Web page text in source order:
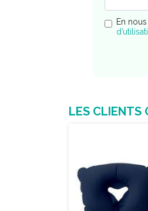
En
LES CLIENTS